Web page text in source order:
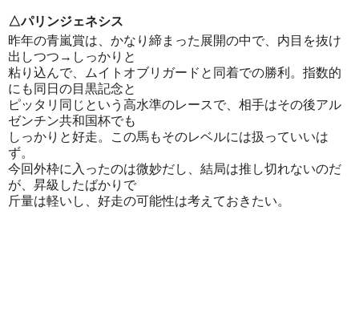
△パリンジェネシス
昨年の青嵐賞は、かなり締まった展開の中で、内目を抜け
出しつつ→しっかりと
粘り込んで、ムイトオブリガードと同着での勝利。指数的
にも同日の目黒記念と
ピッタリ同じという高水準のレースで、相手はその後アル
ゼンチン共和国杯でも
しっかりと好走。この馬もそのレベルには扱っていいは
ず。
今回外枠に入ったのは微妙だし、結局は推し切れないのだ
が、昇級したばかりで
斤量は軽いし、好走の可能性は考えておきたい。